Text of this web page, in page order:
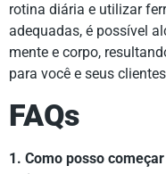
rotina diária e utilizar
adequadas, é possível
mente e corpo,
para você e seus
FAQs
1. Como posso